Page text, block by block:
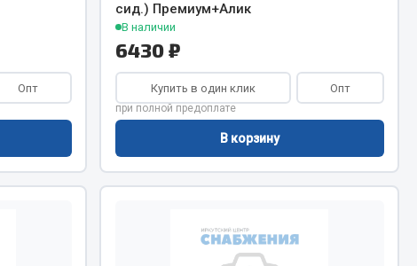
Аккумуляторы
ЯМАЛ
Solite
OURSUN
Показать ещё
Опт
сид.) Премиум+Алик
В наличии
6430 ₽
Купить в один клик Опт
при полной предоплате
В корзину